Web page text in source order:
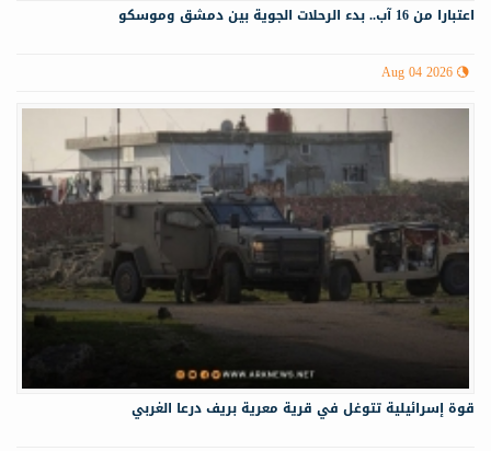
اعتبارا من 16 آب.. بدء الرحلات الجوية بين دمشق وموسكو
Aug 04 2026
قوة إسرائيلية تتوغل في قرية معرية بريف درعا الغربي